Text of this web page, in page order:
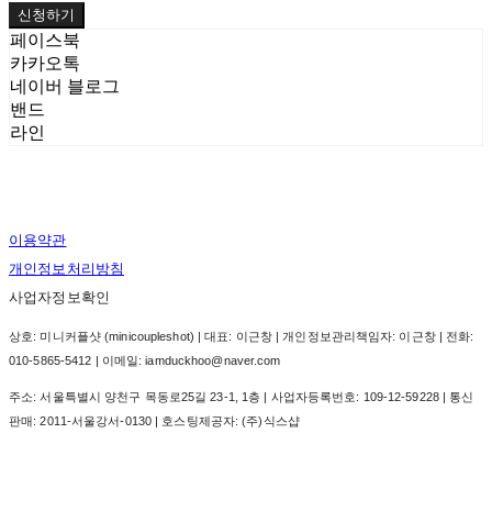
신청하기
페이스북
카카오톡
네이버 블로그
밴드
라인
이용약관
개인정보처리방침
사업자정보확인
상호: 미니커플샷 (minicoupleshot) | 대표: 이근창 | 개인정보관리책임자: 이근창 | 전화:
010-5865-5412 | 이메일: iamduckhoo@naver.com
주소: 서울특별시 양천구 목동로25길 23-1, 1층 | 사업자등록번호: 109-12-59228| 통신
판매:2011-서울강서-0130 | 호스팅제공자: (주)식스샵